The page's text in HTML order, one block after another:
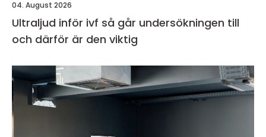
04. August 2026
Ultraljud inför ivf så går undersökningen till
och därför är den viktig